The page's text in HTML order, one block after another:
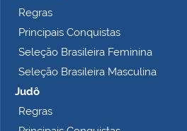
Regras
Principais Conquistas
Seleção Brasileira Feminina
Seleção Brasileira Masculina
Judô
Regras